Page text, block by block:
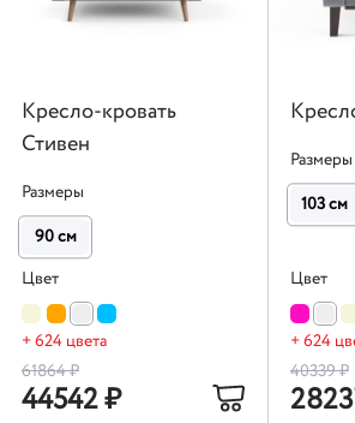
Кресло-кровать
Стивен
Размеры
90 см
Цвет
+ 624 цвета
61864₽
44542₽
Размеры
103 см
Цвет
+ 624
40339₽